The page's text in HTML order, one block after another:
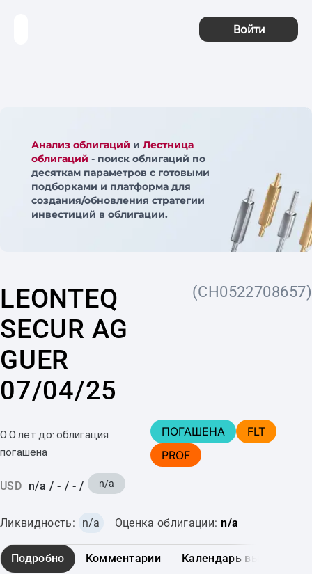
Войти
Анализ облигаций и Лестница
облигаций - поиск облигаций по
десяткам параметров с готовыми
подборками и платформа для
создания/обновления стратегии
инвестиций в облигации.
LEONTEQ
SECUR AG
GUER
07/04/25
(CH0522708657)
0.0 лет до: облигация
погашена
ПОГАШЕНА
FLT
PROF
USD n/a / - / - / n/a
Ликвидность: n/a Оценка облигации: n/a
Подробно Комментарии Календарь выплат